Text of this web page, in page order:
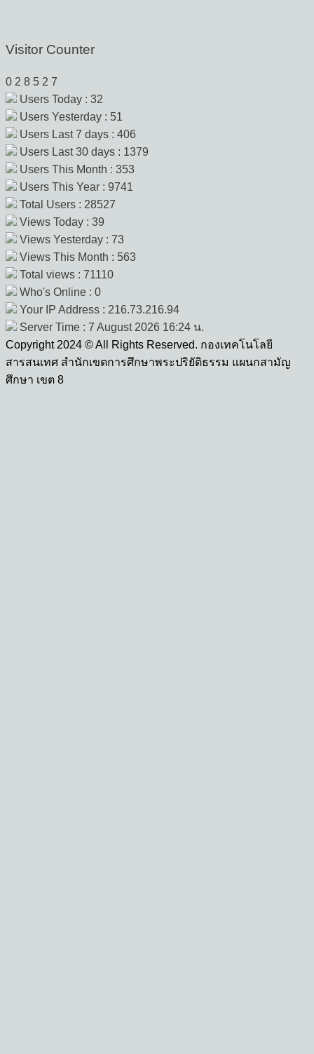
Visitor Counter
0 2 8 5 2 7
Users Today : 32
Users Yesterday : 51
Users Last 7 days : 406
Users Last 30 days : 1379
Users This Month : 353
Users This Year : 9741
Total Users : 28527
Views Today : 39
Views Yesterday : 73
Views This Month : 563
Total views : 71110
Who's Online : 0
Your IP Address : 216.73.216.94
Server Time : 7 August 2026 16:24 น.
Copyright 2024 © All Rights Reserved. กองเทคโนโลยี
สารสนเทศ สำนักเขตการศึกษาพระปริยัติธรรม แผนกสามัญ
ศึกษา เขต 8